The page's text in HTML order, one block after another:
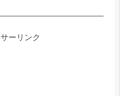
ーリンク